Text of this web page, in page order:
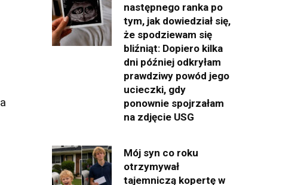
następnego ranka po
tym, jak dowiedział się,
że spodziewam się
bliźniąt: Dopiero kilka
dni później odkryłam
prawdziwy powód jego
ucieczki, gdy
ponownie spojrzałam
na zdjęcie USG
Mój syn co roku
otrzymywał
tajemniczą kopertę w